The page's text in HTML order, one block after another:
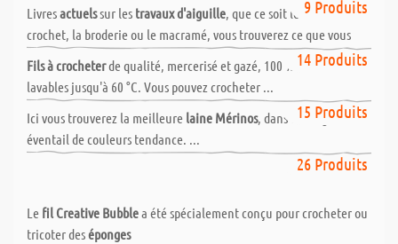
9 Produits
Livresactuelssur les travaux d'aiguille, que ce soit le tricot, le
crochet, la broderie ou le macramé, vous trouverez ce que vous
cherchez ici ! Bonne lecture !
14 Produits
Fils à crocheter
Fils à crocheterde qualité, mercerisé et gazé, 100 % coton,
lavables jusqu'à 60 °C. Vous pouvez crocheter ...
15 Produits
Laine Mérinos - 100 % laine vierge
Ici vous trouverez la meilleure laine Mérinos, dans un large
éventail de couleurs tendance. ...
26 Produits
Creative Bubble Laine
Le fil Creative Bubblea été spécialement conçu pour crocheter ou
tricoter deséponges